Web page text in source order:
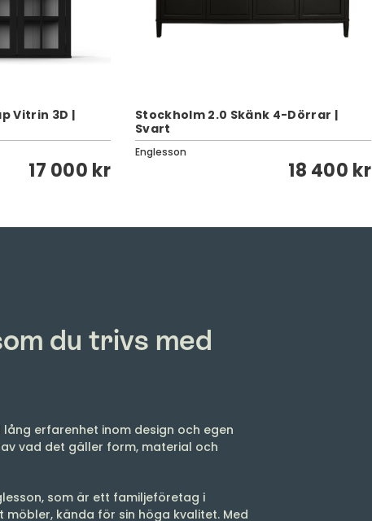
Vitrin 3D |
17 000 kr
Stockholm 2.0 Skänk 4-Dörrar |
Svart
Englesson
18 400 kr
du trivs med
lång erfarenhet inom design och egen
vad det gäller form, material och
som är ett familjeföretag i
möbler, kända för sin höga kvalitet. Med